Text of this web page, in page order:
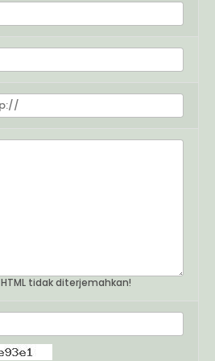
HTML tidak diterjemahkan!